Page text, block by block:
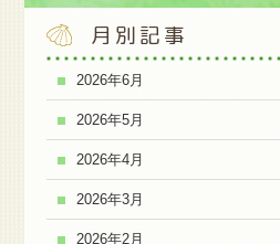
月別記事
2026年6月
2026年5月
2026年4月
2026年3月
2026年2月